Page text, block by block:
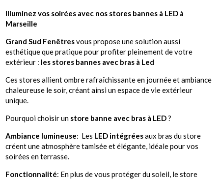
Illuminez vos soirées avec nos stores bannes à LED à
Marseille
Grand Sud Fenêtresvous propose une solution aussi
esthétique que pratique pour profiter pleinement de votre
extérieur : les stores bannes avec bras à Led
Ces stores allient ombre rafraîchissante en journée et ambiance
chaleureuse le soir, créant ainsi un espace de vie extérieur
unique.
Pourquoi choisir un store banne avec bras à LED?
Ambiance lumineuse: Les LED intégréesaux bras du store
créent une atmosphère tamisée et élégante, idéale pour vos
soirées en terrasse.
Fonctionnalité: En plus de vous protéger du soleil, le store